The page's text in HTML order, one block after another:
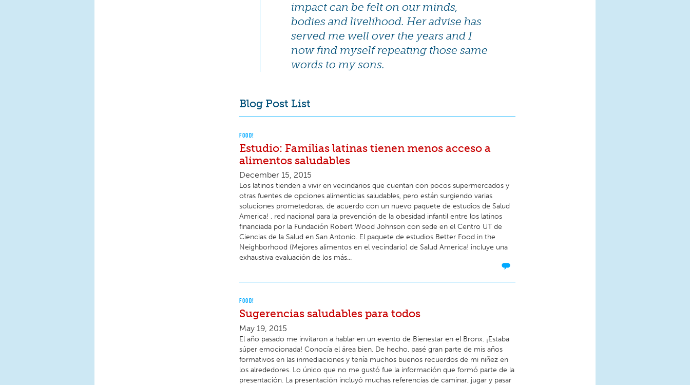
impact can be felt on our minds,
bodies and livelihood. Her advise has
served me well over the years and I
now find myself repeating those same
words to my sons.
Blog Post List
FOOD!
Estudio: Familias latinas tienen menos acceso a
alimentos saludables
December 15, 2015
Los latinos tienden a vivir en vecindarios que cuentan con pocos supermercados y
otras fuentes de opciones alimenticias saludables, pero están surgiendo varias
soluciones prometedoras, de acuerdo con un nuevo paquete de estudios de Salud
America! , red nacional para la prevención de la obesidad infantil entre los latinos
financiada por la Fundación Robert Wood Johnson con sede en el Centro UT de
Ciencias de la Salud en San Antonio. El paquete de estudios Better Food in the
Neighborhood (Mejores alimentos en el vecindario) de Salud America! incluye una
exhaustiva evaluación de los más...
FOOD!
Sugerencias saludables para todos
May 19, 2015
El año pasado me invitaron a hablar en un evento de Bienestar en el Bronx. ¡Estaba
súper emocionada! Conocía el área bien. De hecho, pasé gran parte de mis años
formativos en las inmediaciones y tenía muchos buenos recuerdos de mi niñez en
los alrededores. Lo único que no me gustó fue la información que formó parte de la
presentación. La presentación incluyó muchas referencias de caminar, jugar y pasar